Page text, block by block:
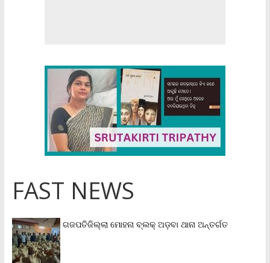
FAST NEWS
ଗଜପତିଜିଲ୍ଲା ମୋହନା ବ୍ଲକ୍‌ ଅଡ଼ବା ଥାନା ଅନ୍ତର୍ଗତ